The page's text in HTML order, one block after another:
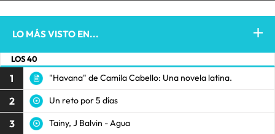
LO MÁS VISTO EN...
LOS 40
1 "Havana" de Camila Cabello: Una novela latina.
2 Un reto por 5 días
3 Tainy, J Balvin - Agua